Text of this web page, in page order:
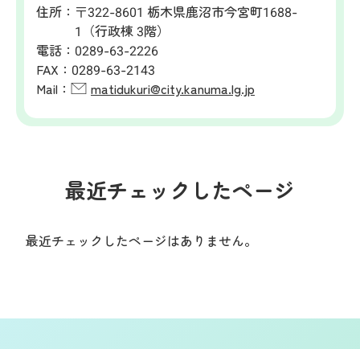
住所： 〒322-8601 栃木県鹿沼市今宮町1688-
1（行政棟 3階）
電話： 0289-63-2226
FAX： 0289-63-2143
Mail：
matidukuri@city.kanuma.lg.jp
最近チェックしたページ
最近チェックしたページはありません。